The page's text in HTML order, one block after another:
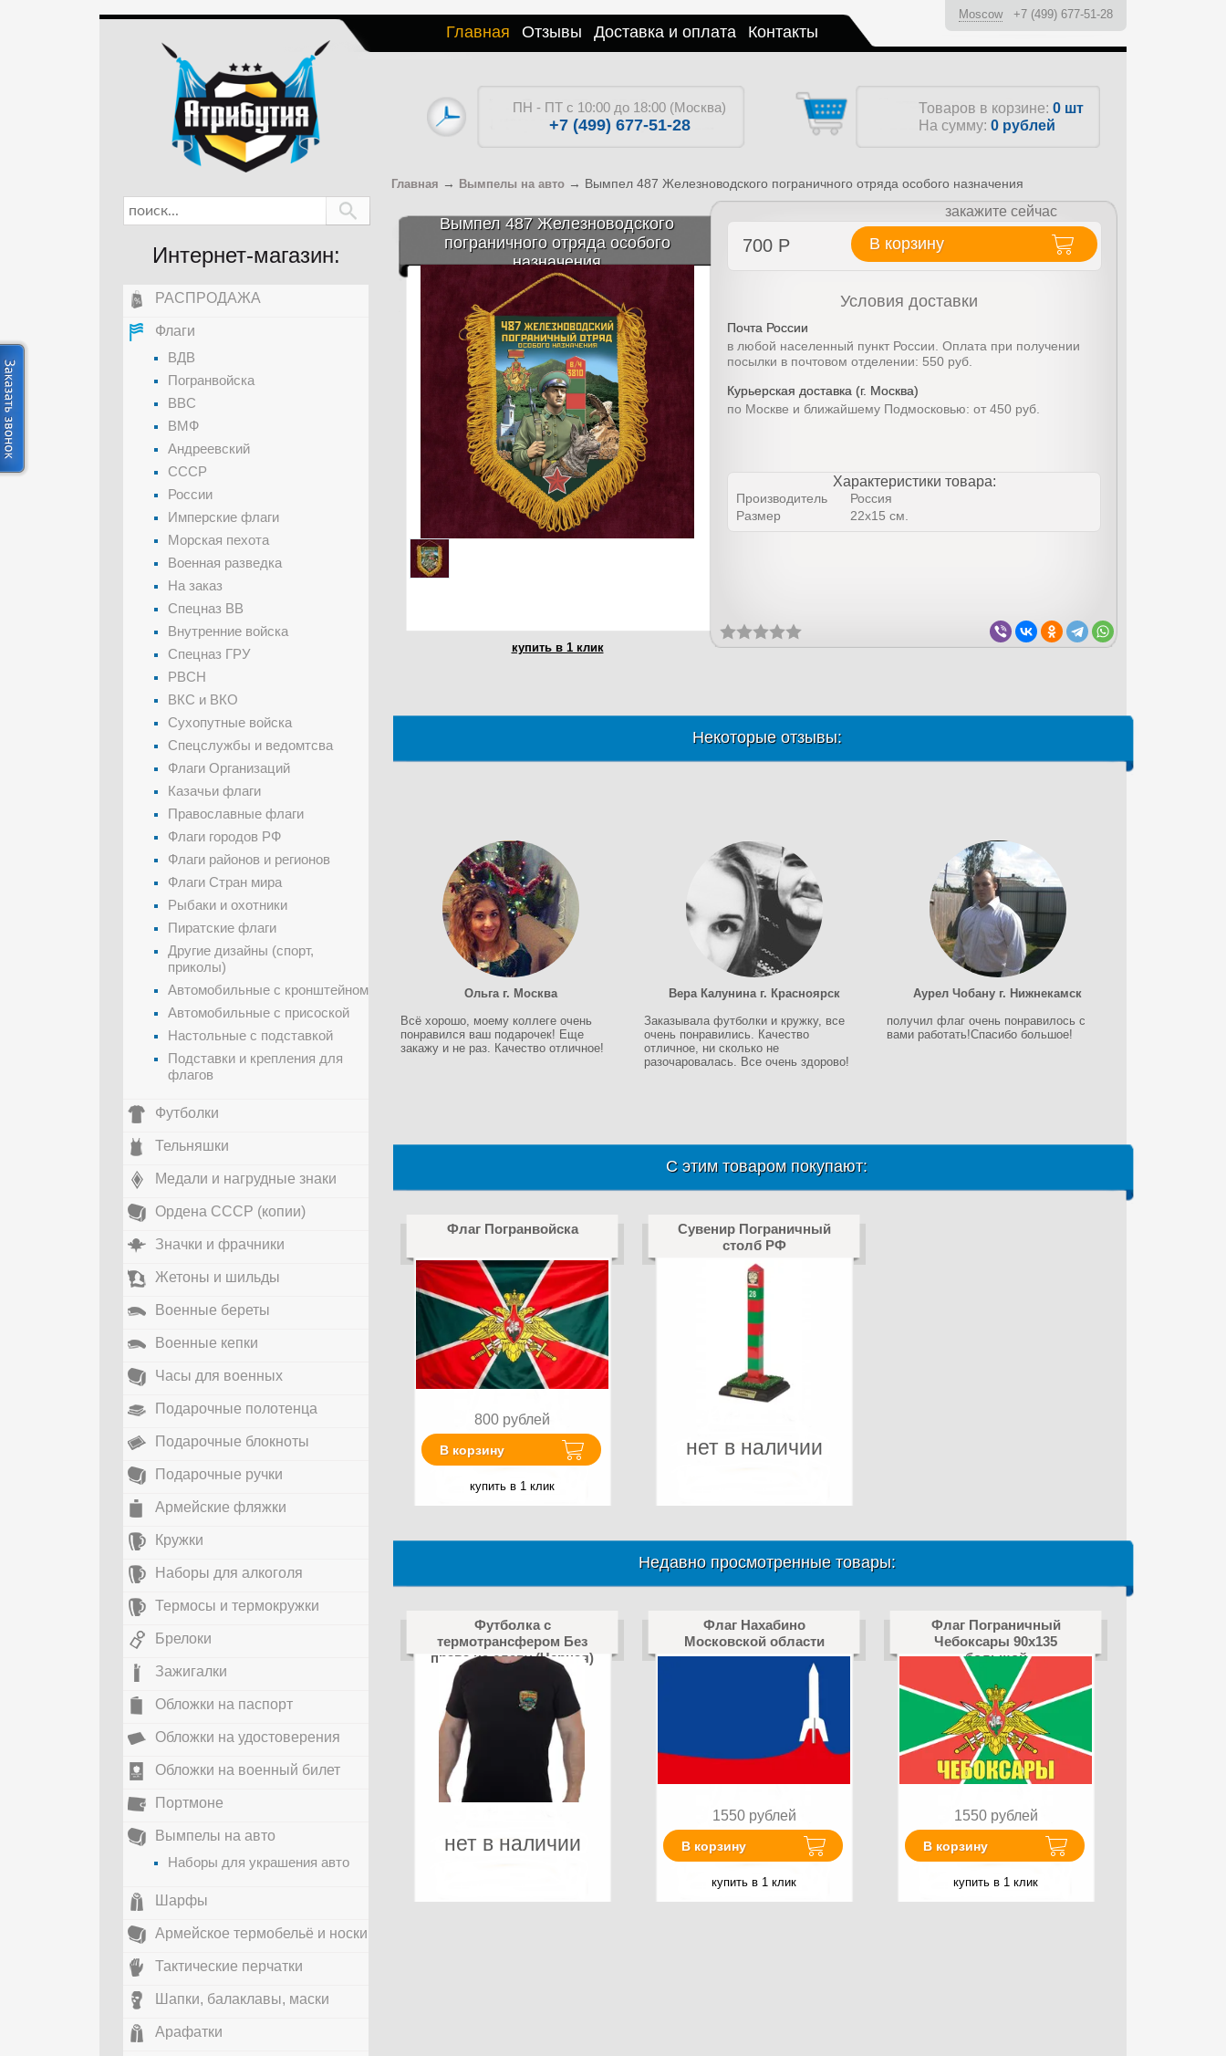
Главная Отзывы Доставка и оплата Контакты
Moscow +7 (499) 677-51-28
ПН - ПТ с 10:00 до 18:00 (Москва)
+7 (499) 677-51-28
Товаров в корзине: 0 шт
На сумму: 0 рублей
Главная → Вымпелы на авто → Вымпел 487 Железноводского пограничного отряда особого назначения
Вымпел 487 Железноводского
пограничного отряда особого
назначения
закажите сейчас
700 Р В корзину
купить в 1 клик
Условия доставки
Почта России
в любой населенный пункт России. Оплата при получении
посылки в почтовом отделении: 550 руб.
Курьерская доставка (г. Москва)
по Москве и ближайшему Подмосковью: от 450 руб.
Характеристики товара:
Производитель
Россия
Размер
22x15 см.
Некоторые отзывы:
Ольга г. Москва
Всё хорошо, моему коллеге очень
понравился ваш подарочек! Еще
закажу и не раз. Качество отличное!
Вера Калунина г. Красноярск
Заказывала футболки и кружку, все
очень понравились. Качество
отличное, ни сколько не
разочаровалась. Все очень здорово!
Аурел Чобану г. Нижнекамск
получил флаг очень понравилось с
вами работать!Спасибо большое!
С этим товаром покупают:
Флаг Погранвойска
800 рублей
В корзину
купить в 1 клик
Сувенир Пограничный
столб РФ
нет в наличии
Недавно просмотренные товары:
Футболка с
термотрансфером Без
права на славу (Черная)
нет в наличии
Флаг Нахабино
Московской области
1550 рублей
В корзину
купить в 1 клик
Флаг Пограничный
Чебоксары 90x135
большой
1550 рублей
В корзину
купить в 1 клик
Интернет-магазин:
РАСПРОДАЖА
Флаги
ВДВ
Погранвойска
ВВС
ВМФ
Андреевский
СССР
России
Имперские флаги
Морская пехота
Военная разведка
На заказ
Спецназ ВВ
Внутренние войска
Спецназ ГРУ
РВСН
ВКС и ВКО
Сухопутные войска
Спецслужбы и ведомтсва
Флаги Организаций
Казачьи флаги
Православные флаги
Флаги городов РФ
Флаги районов и регионов
Флаги Стран мира
Рыбаки и охотники
Пиратские флаги
Другие дизайны (спорт,
приколы)
Автомобильные с кронштейном
Автомобильные с присоской
Настольные с подставкой
Подставки и крепления для
флагов
Футболки
Тельняшки
Медали и нагрудные знаки
Ордена СССР (копии)
Значки и фрачники
Жетоны и шильды
Военные береты
Военные кепки
Часы для военных
Подарочные полотенца
Подарочные блокноты
Подарочные ручки
Армейские фляжки
Кружки
Наборы для алкоголя
Термосы и термокружки
Брелоки
Зажигалки
Обложки на паспорт
Обложки на удостоверения
Обложки на военный билет
Портмоне
Вымпелы на авто
Наборы для украшения авто
Шарфы
Армейское термобельё и носки
Тактические перчатки
Шапки, балаклавы, маски
Арафатки